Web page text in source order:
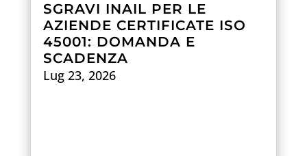
SGRAVI INAIL PER LE
AZIENDE CERTIFICATE ISO
45001: DOMANDA E
SCADENZA
Lug 23, 2026